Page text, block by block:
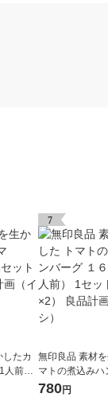
たカ
人前）
品計画
7
無印良品 素材
マトの煮込みハ
６０ｇ（１人前
780円